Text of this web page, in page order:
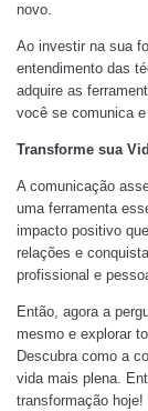
novo.
Ao investir na sua
entendimento das
adquire as
você se comunica
Transforme sua
A comunicação
uma ferramenta
impacto positivo
relações e
profissional e
Então, agora a
mesmo e explorar
Descubra como a
vida mais plena.
transformação hoje!